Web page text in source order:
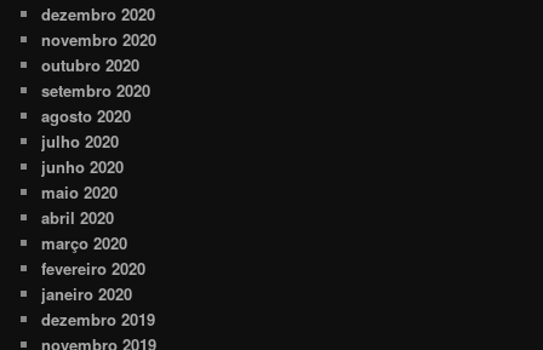
dezembro 2020
novembro 2020
outubro 2020
setembro 2020
agosto 2020
julho 2020
junho 2020
maio 2020
abril 2020
março 2020
fevereiro 2020
janeiro 2020
dezembro 2019
novembro 2019